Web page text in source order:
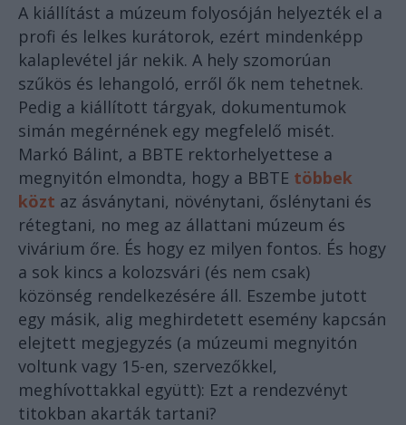
A kiállítást a múzeum folyosóján helyezték el a
profi és lelkes kurátorok, ezért mindenképp
kalaplevétel jár nekik. A hely szomorúan
szűkös és lehangoló, erről ők nem tehetnek.
Pedig a kiállított tárgyak, dokumentumok
simán megérnének egy megfelelő misét.
Markó Bálint, a BBTE rektorhelyettese a
megnyitón elmondta, hogy a BBTE többek
közt az ásványtani, növénytani, őslénytani és
rétegtani, no meg az állattani múzeum és
vivárium őre. És hogy ez milyen fontos. És hogy
a sok kincs a kolozsvári (és nem csak)
közönség rendelkezésére áll. Eszembe jutott
egy másik, alig meghirdetett esemény kapcsán
elejtett megjegyzés (a múzeumi megnyitón
voltunk vagy 15-en, szervezőkkel,
meghívottakkal együtt): Ezt a rendezvényt
titokban akarták tartani?